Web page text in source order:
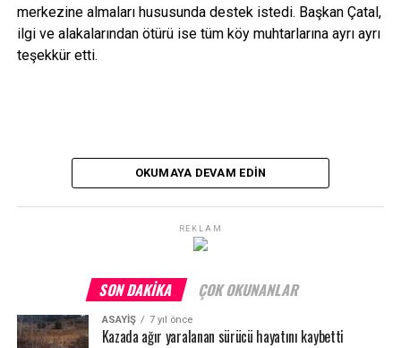
Facebook Yorumları
AK Parti Genişletilmiş İl Danışma Meclisi Toplantısı
ÖNCEKI HABER
Kılıç: “Kuzeykent’te çok sayıda çalışma gerçekleştirdik”
merkezine almaları hususunda destek istedi. Başkan Çatal,
ilgi ve alakalarından ötürü ise tüm köy muhtarlarına ayrı ayrı
teşekkür etti.
OKUMAYA DEVAM EDIN
REKLAM
SON DAKIKA ÇOK OKUNANLAR
ASAYİŞ 7 yıl önce
Kazada ağır yaralanan sürücü hayatını kaybetti